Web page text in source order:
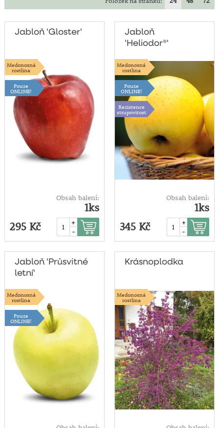
Jabloň 'Gloster'
Medonosná
rostlina
Pouze
ONLINE!
Obsah balení:
1ks
295 Kč
+
-
Jabloň
'Heliodor®'
Medonosná
rostlina
Pouze
ONLINE!
Rezistence
strupovitost
Obsah balení:
1ks
345 Kč
+
-
Jabloň 'Průsvitné
letní'
Medonosná
rostlina
Pouze
ONLINE!
Krásnoplodka
Medonosná
rostlina